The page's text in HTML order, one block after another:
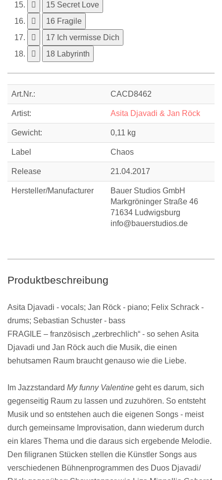
15 Secret Love
16 Fragile
17 Ich vermisse Dich
18 Labyrinth
Art.Nr.: CACD8462
Artist: Asita Djavadi & Jan Röck
Gewicht: 0,11 kg
Label Chaos
Release 21.04.2017
Hersteller/Manufacturer
Bauer Studios GmbH
Markgröninger Straße 46
71634 Ludwigsburg
info@bauerstudios.de
Produktbeschreibung
Asita Djavadi - vocals; Jan Röck - piano; Felix Schrack -
drums; Sebastian Schuster - bass
FRAGILE – französisch „zerbrechlich“ - so sehen Asita
Djavadi und Jan Röck auch die Musik, die einen
behutsamen Raum braucht genauso wie die Liebe.
Im Jazzstandard My funny Valentine geht es darum, sich
gegenseitig Raum zu lassen und zuzuhören. So entsteht
Musik und so entstehen auch die eigenen Songs - meist
durch gemeinsame Improvisation, dann wiederum durch
ein klares Thema und die daraus sich ergebende Melodie.
Den filigranen Stücken stellen die Künstler Songs aus
verschiedenen Bühnenprogrammen des Duos Djavadi/